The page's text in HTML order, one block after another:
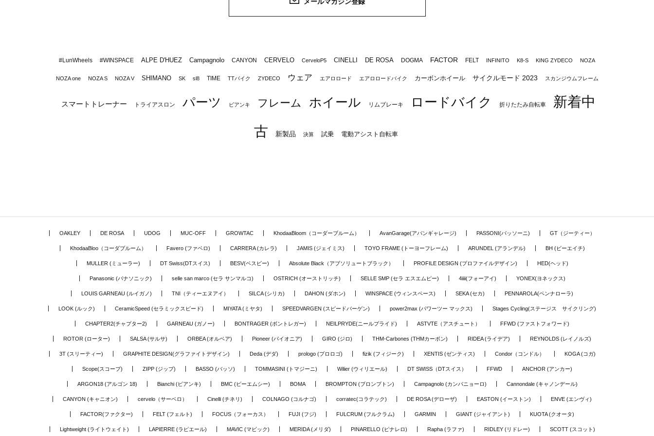
#LunWheels #WINSPACE ALPE D'HUEZ Campagnolo CANYON CERVELO CerveloP5 CINELLI DE ROSA DOGMA FACTOR FELT INFINITO K8-S KING ZYDECO NOZA
NOZA one NOZA S NOZA V SHIMANO SK sl8 TIME TTバイク ZYDECO ウェア エアロロード エアロロードバイク カーボンホイール サイクルモード 2023 スカンジウムフレーム
スマートトレーナー トライアスロン パーツ ビアンキ フレーム ホイール リムブレーキ ロードバイク 折りたたみ自転車
新着中
古
新製品 決算 試乗 電動アシスト自転車
OAKLEY DE ROSA UDOG MUC-OFF GROWTAC KhodaaBloom（コーダーブルーム） AvanGarage(アバンギャレージ) PASSONI(パッソーニ) GT（ジーティー）
KhodaaBloo（コーダブルーム） Favero (ファベロ) CARRERA (カレラ) JAMIS (ジェイミス) TOYO FRAME (トーヨーフレーム) ARUNDEL (アランデル) BH (ビーエイチ)
MULLER (ミューラー) DT Swiss(DTスイス) BESV(ベスビー) Absolute Black（アブソリュートブラック） PROFILE DESIGN (プロファイルデザイン) HED(ヘッド)
Panasonic (パナソニック) selle san marco (セラ サンマルコ) OSTRICH (オーストリッチ) SELLE SMP (セラ エスエムピー) 4iiii(フォーアイ) YONEX(ヨネックス)
LOUIS GARNEAU (ルイガノ) TNI（ティーエヌアイ） SILCA (シリカ) DAHON (ダホン) WINSPACE (ウィンスペース) SEKA (セカ) PENNAROLA(ペンナローラ)
LOOK (ルック) CeramicSpeed (セラミックスピード) MIYATA (ミヤタ) SPEEDVARGEN (スピードバーゲン) power2max (パワーツー マックス) Stages Cycling(ステージス サイクリング)
CHAPTER2(チャプター2) GARNEAU (ガノー) BONTRAGER (ボントレガー) NEILPRYDE(ニールプライド) ASTVTE（アスチュート） FFWD (ファストフォワード)
ROTOR (ローター) SALSA (サルサ) ORBEA (オルベア) Pioneer (パイオニア) GIRO (ジロ) THM-Carbones (THMカーボン) RIDEA (ライデア) REYNOLDS (レイノルズ)
3T (スリーティー) GRAPHITE DESIGN(グラファイトデザイン) Deda (デダ) prologo (プロロゴ) fizik (フィジーク) XENTIS (ゼンティス) Condor（コンドル） KOGA (コガ)
Scope(スコープ) ZIPP (ジップ) BASSO (バッソ) TOMMASINI (トマジーニ) Wilier (ウィリエール) DT SWISS（DTスイス） FFWD ANCHOR (アンカー)
ARGON18 (アルゴン 18) Bianchi (ビアンキ) BMC (ビーエムシー) BOMA BROMPTON (ブロンプトン) Campagnolo (カンパニョーロ) Cannondale (キャノンデール)
CANYON (キャニオン) cervelo（サーベロ） Cinelli (チネリ) COLNAGO (コルナゴ) corratec(コラテック) DE ROSA (デローザ) EASTON (イーストン) ENVE (エンヴィ)
FACTOR(ファクター) FELT (フェルト) FOCUS（フォーカス） FUJI (フジ) FULCRUM (フルクラム) GARMIN GIANT (ジャイアント) KUOTA (クオータ)
Lightweight (ライトウェイト) LAPIERRE (ラピエール) MAVIC (マビック) MERIDA (メリダ) PINARELLO (ピナレロ) Rapha (ラファ) RIDLEY (リドレー) SCOTT (スコット)